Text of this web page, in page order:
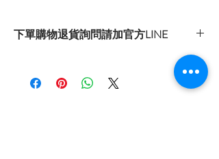
下單購物退貨詢問請加官方LINE
或至首頁下方各拍賣連結處自行下單選購